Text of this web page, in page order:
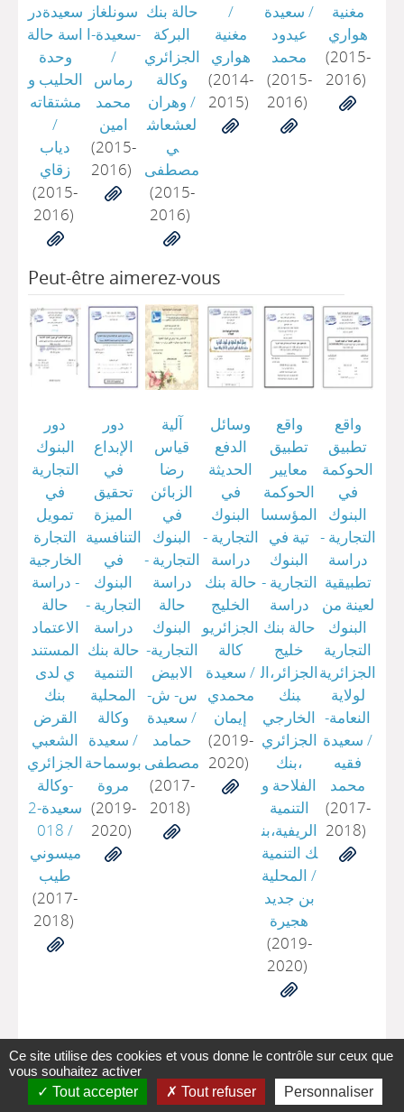
سعيدةدر
اسة حالة
وحدة
الحليب و
مشتقاته
/
دياب
زقاي
(2015-
2016)
سونلغاز
-سعيدة-ا
/
رماس
محمد
امين
(2015-
2016)
حالة بنك
البركة
الجزائري
وكالة
وهران /
لعشعاش
ي
مصطفى
(2015-
2016)
/
مغنية
هواري
(2014-
2015)
سعيدة /
عيدود
محمد
(2015-
2016)
مغنية
هواري
(2015-
2016)
Peut-être aimerez-vous
دور
البنوك
التجارية
في
تمويل
التجارة
الخارجية
- دراسة
حالة
الاعتماد
المستند
ي لدى
بنك
القرض
الشعبي
الجزائري
-وكالة
سعيدة-2
018 /
ميسوني
طيب
(2017-
2018)
دور
الإبداع
في
تحقيق
الميزة
التنافسية
في
البنوك
التجارية -
دراسة
حالة بنك
التنمية
المحلية
وكالة
سعيدة /
بوسماحة
مروة
(2019-
2020)
آلية
قياس
رضا
الزبائن
في
البنوك
التجارية -
دراسة
حالة
البنوك
التجارية-
الابيض
س- ش-
سعيدة /
حمامد
مصطفى
(2017-
2018)
وسائل
الدفع
الحديثة
في
البنوك
التجارية -
دراسة
حالة بنك
الخليج
الجزائريو
كالة
سعيدة /
محمدي
إيمان
(2019-
2020)
واقع
تطبيق
معايير
الحوكمة
المؤسسا
تية في
البنوك
التجارية -
دراسة
حالة بنك
خليج
الجزائر،ال
بنك
الخارجي
الجزائري
،بنك
الفلاحة و
التنمية
الريفية،بن
ك التنمية
المحلية /
بن جديد
هجيرة
(2019-
2020)
واقع
تطبيق
الحوكمة
في
البنوك
التجارية -
دراسة
تطبيقية
لعينة من
البنوك
التجارية
الجزائرية
لولاية
النعامة-
سعيدة /
فقيه
محمد
(2017-
2018)
Ce site utilise des cookies et vous donne le contrôle sur ceux que
vous souhaitez activer
Tout accepter
Tout refuser Personnaliser